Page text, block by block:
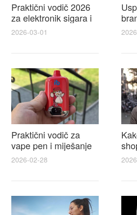
Praktični vodič 2026
za elektronik sigara i
mtm e cigarete s
recenzijama i
2026-03-01
za
i
Praktični vodič za
vape pen i miješanje
e tekućina za sigurnije
punjenje i bolje okuse
2026-02-28